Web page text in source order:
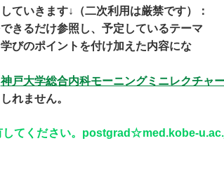
ていきます↓（二次利用は厳禁です）：
きるだけ参照し、予定しているテーマ
びのポイントを付け加えた内容にな
神戸大学総合内科モーニングミニレクチャ
れません。
してください。postgrad☆med.kobe-